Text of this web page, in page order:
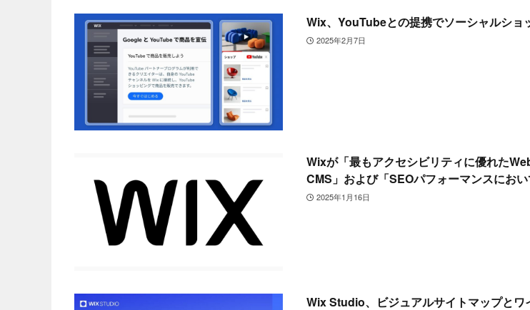
Wix、YouTubeとの提携でソーシャルショ
2025年2月7日
Wixが「最もアクセシビリティに優れた
CMS」および「SEOパフォーマンスにお
2025年1月16日
Wix Studio、ビジュアルサイトマップとワ